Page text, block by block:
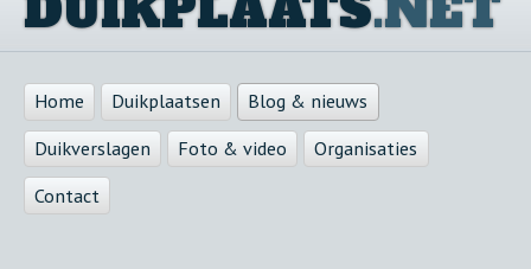
Home Duikplaatsen
Blog & nieuws
Duikverslagen
Foto & video
Organisaties
Contact